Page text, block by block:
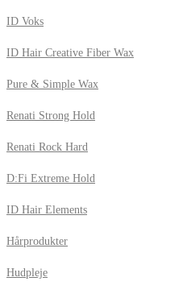
ID Voks
ID Hair Creative Fiber Wax
Pure & Simple Wax
Renati Strong Hold
Renati Rock Hard
D:Fi Extreme Hold
ID Hair Elements
Hårprodukter
Hudpleje